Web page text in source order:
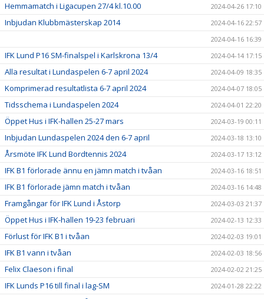
Hemmamatch i Ligacupen 27/4 kl.10.00 2024-04-26 17:10
Inbjudan Klubbmästerskap 2014
2024-04-16 22:57
2024-04-16 16:39
IFK Lund P16 SM-finalspel i Karlskrona 13/4 2024-04-14 17:15
Alla resultat i Lundaspelen 6-7 april 2024 2024-04-09 18:35
Komprimerad resultatlista 6-7 april 2024 2024-04-07 18:05
Tidsschema i Lundaspelen 2024 2024-04-01 22:20
Öppet Hus i IFK-hallen 25-27 mars 2024-03-19 00:11
Inbjudan Lundaspelen 2024 den 6-7 april 2024-03-18 13:10
Årsmöte IFK Lund Bordtennis 2024 2024-03-17 13:12
IFK B1 förlorade ännu en jämn match i tvåan 2024-03-16 18:51
IFK B1 förlorade jämn match i tvåan 2024-03-16 14:48
Framgångar för IFK Lund i Åstorp 2024-03-03 21:37
Öppet Hus i IFK-hallen 19-23 februari 2024-02-13 12:33
Förlust för IFK B1 i tvåan 2024-02-03 19:01
IFK B1 vann i tvåan 2024-02-03 18:56
Felix Claeson i final 2024-02-02 21:25
IFK Lunds P16 till final i lag-SM 2024-01-28 22:22